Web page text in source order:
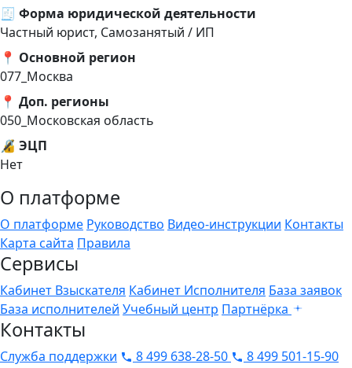
🧾 Форма юридической деятельности
Частный юрист, Самозанятый / ИП
📍 Основной регион
077_Москва
📍 Доп. регионы
050_Московская область
🔏 ЭЦП
Нет
О платформе
О платформе Руководство Видео-инструкции Контакты
Карта сайта Правила
Сервисы
Кабинет Взыскателя Кабинет Исполнителя База заявок
База исполнителей Учебный центр Партнёрка
Контакты
Служба поддержки 8 499 638-28-50
8 499 501-15-90